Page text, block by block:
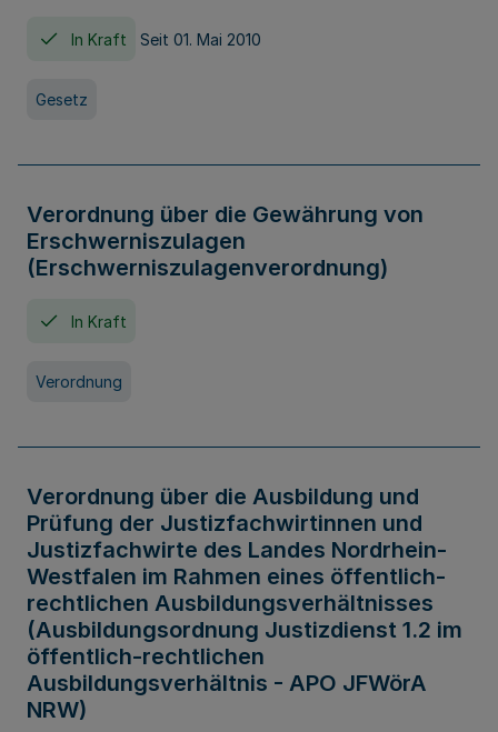
In Kraft Seit 01. Mai 2010
Gesetz
Verordnung über die Gewährung von
Erschwerniszulagen
(Erschwerniszulagenverordnung)
In Kraft
Verordnung
Verordnung über die Ausbildung und
Prüfung der Justizfachwirtinnen und
Justizfachwirte des Landes Nordrhein-
Westfalen im Rahmen eines öffentlich-
rechtlichen Ausbildungsverhältnisses
(Ausbildungsordnung Justizdienst 1.2 im
öffentlich-rechtlichen
Ausbildungsverhältnis - APO JFWörA
NRW)